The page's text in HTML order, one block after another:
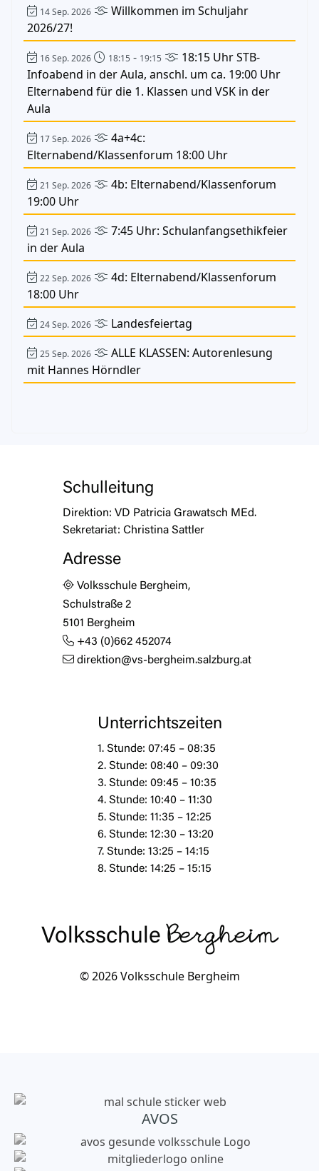
14 Sep. 2026
Willkommen im Schuljahr
2026/27!
16 Sep. 2026 18:15 - 19:15
18:15 Uhr STB-
Infoabend in der Aula, anschl. um ca. 19:00 Uhr
Elternabend für die 1. Klassen und VSK in der
Aula
17 Sep. 2026
4a+4c:
Elternabend/Klassenforum 18:00 Uhr
21 Sep. 2026
4b: Elternabend/Klassenforum
19:00 Uhr
21 Sep. 2026
7:45 Uhr: Schulanfangsethikfeier
in der Aula
22 Sep. 2026
4d: Elternabend/Klassenforum
18:00 Uhr
24 Sep. 2026 Landesfeiertag
25 Sep. 2026
ALLE KLASSEN: Autorenlesung
mit Hannes Hörndler
Schulleitung
Direktion: VD Patricia Grawatsch MEd.
Sekretariat: Christina Sattler
Adresse
Volksschule Bergheim,
Schulstraße 2
5101 Bergheim
+43 (0)662 452074
direktion@vs-bergheim.salzburg.at
Volksschule Bergheim
© 2026 Volksschule Bergheim
Unterrichtszeiten
1. Stunde: 07:45 – 08:35
2. Stunde: 08:40 – 09:30
3. Stunde: 09:45 – 10:35
4. Stunde: 10:40 – 11:30
5. Stunde: 11:35 – 12:25
6. Stunde: 12:30 – 13:20
7. Stunde: 13:25 – 14:15
8. Stunde: 14:25 – 15:15
AVOS